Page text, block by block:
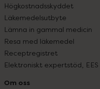
Högkostnadsskyddet
Läkemedelsutbyte
Lämna in gammal medicin
Resa med läkemedel
Receptregistret
Elektroniskt expertstöd, EES
Om oss